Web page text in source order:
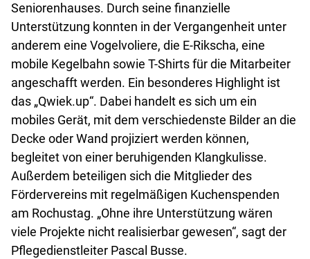
Seniorenhauses. Durch seine finanzielle
Unterstützung konnten in der Vergangenheit unter
anderem eine Vogelvoliere, die E-Rikscha, eine
mobile Kegelbahn sowie T-Shirts für die Mitarbeiter
angeschafft werden. Ein besonderes Highlight ist
das „Qwiek.up“. Dabei handelt es sich um ein
mobiles Gerät, mit dem verschiedenste Bilder an die
Decke oder Wand projiziert werden können,
begleitet von einer beruhigenden Klangkulisse.
Außerdem beteiligen sich die Mitglieder des
Fördervereins mit regelmäßigen Kuchenspenden
am Rochustag. „Ohne ihre Unterstützung wären
viele Projekte nicht realisierbar gewesen“, sagt der
Pflegedienstleiter Pascal Busse.